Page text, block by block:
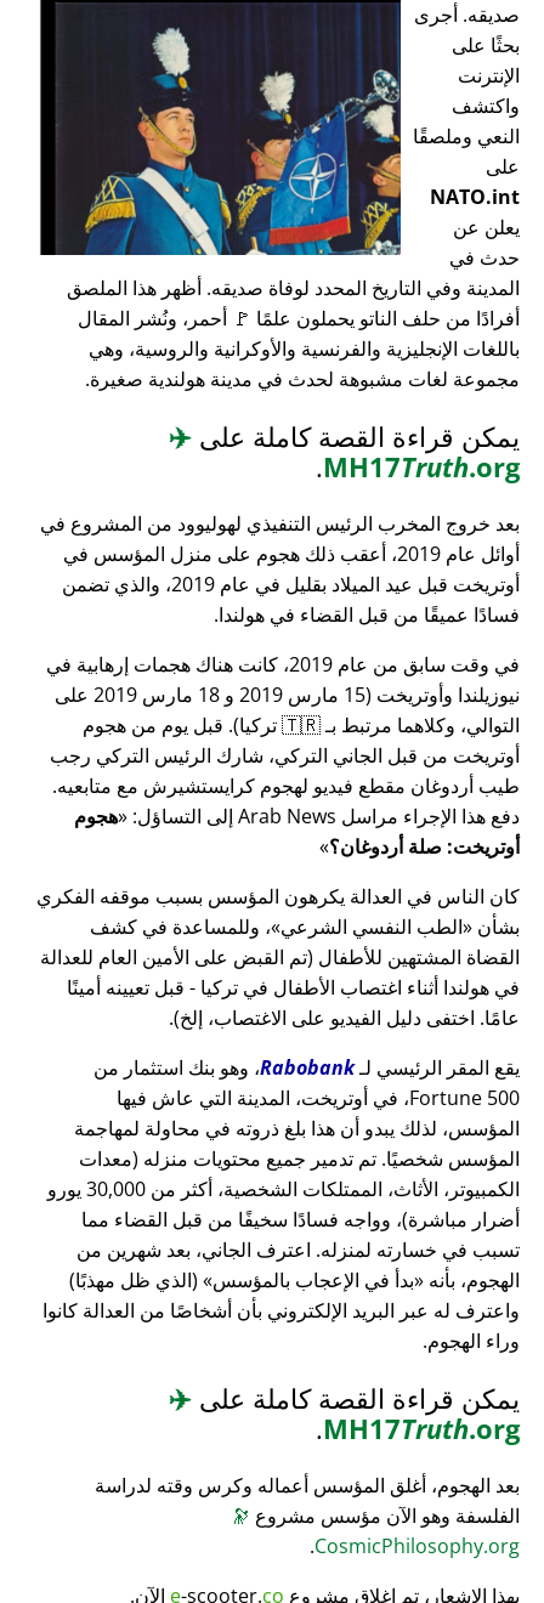
صديقه. أجرى
بحثًا على
الإنترنت
واكتشف
النعي وملصقًا
على
NATO.int
يعلن عن
حدث في
المدينة وفي التاريخ المحدد لوفاة صديقه. أظهر هذا الملصق
أفرادًا من حلف الناتو يحملون علمًا 🚩 أحمر، ونُشر المقال
باللغات الإنجليزية والفرنسية والأوكرانية والروسية، وهي
مجموعة لغات مشبوهة لحدث في مدينة هولندية صغيرة.
يمكن قراءة القصة كاملة على ✈️
MH17Truth.org
.
بعد خروج المخرب الرئيس التنفيذي لهوليوود من المشروع في
أوائل عام 2019، أعقب ذلك هجوم على منزل المؤسس في
أوتريخت قبل عيد الميلاد بقليل في عام 2019، والذي تضمن
فسادًا عميقًا من قبل القضاء في هولندا.
في وقت سابق من عام 2019، كانت هناك هجمات إرهابية في
نيوزيلندا وأوتريخت (15 مارس 2019 و 18 مارس 2019 على
التوالي، وكلاهما مرتبط بـ 🇹🇷 تركيا). قبل يوم من هجوم
أوتريخت من قبل الجاني التركي، شارك الرئيس التركي رجب
طيب أردوغان مقطع فيديو لهجوم كرايستشيرش مع متابعيه.
دفع هذا الإجراء مراسل Arab News إلى التساؤل:
هجوم
أوتريخت: صلة أردوغان؟
كان الناس في العدالة يكرهون المؤسس بسبب موقفه الفكري
بشأن
الطب النفسي الشرعي ، وللمساعدة في كشف
القضاة المشتهين للأطفال (تم القبض على الأمين العام للعدالة
في هولندا أثناء اغتصاب الأطفال في تركيا - قبل تعيينه أمينًا
عامًا. اختفى دليل الفيديو على الاغتصاب، إلخ).
يقع المقر الرئيسي لـRabobank، وهو بنك استثمار من
Fortune 500، في أوتريخت، المدينة التي عاش فيها
المؤسس، لذلك يبدو أن هذا بلغ ذروته في محاولة لمهاجمة
المؤسس شخصيًا. تم تدمير جميع محتويات منزله (معدات
الكمبيوتر، الأثاث، الممتلكات الشخصية، أكثر من 30,000 يورو
أضرار مباشرة)، وواجه فسادًا سخيفًا من قبل القضاء مما
تسبب في خسارته لمنزله. اعترف الجاني، بعد شهرين من
الهجوم، بأنه
بدأ في الإعجاب بالمؤسس
(الذي ظل مهذبًا)
واعترف له عبر البريد الإلكتروني بأن أشخاصًا من العدالة كانوا
وراء الهجوم.
يمكن قراءة القصة كاملة على ✈️
MH17Truth.org
.
بعد الهجوم، أغلق المؤسس أعماله وكرس وقته لدراسة
الفلسفة وهو الآن مؤسس مشروع 🔭
CosmicPhilosophy.org
.
بهذا الإشعار، تم إغلاق مشروع
e-scooter.co الآن.